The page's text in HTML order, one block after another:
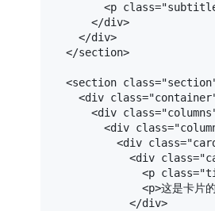
<p class=
</div>
</div>
</section>
<section class=
<div class=
<div class=
<div class=
<div class=
<div class=
<p class=
<p>这是卡片
</div>